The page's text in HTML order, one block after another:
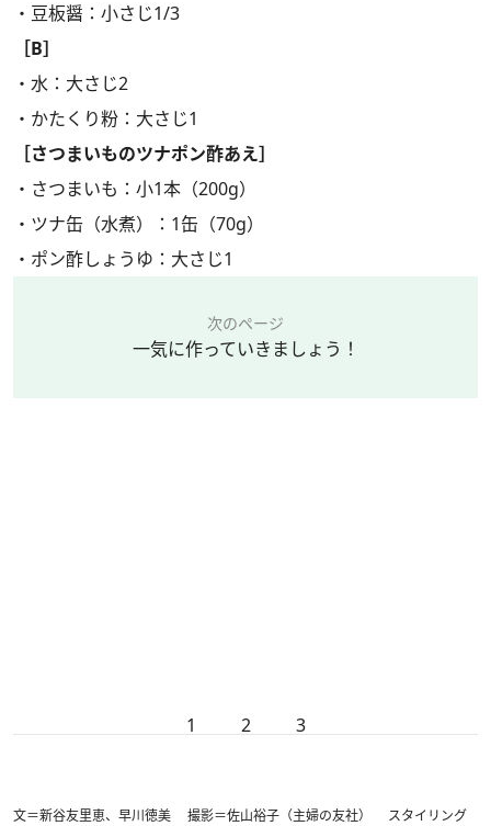
・豆板醤：小さじ1/3
［B］
・水：大さじ2
・かたくり粉：大さじ1
［さつまいものツナポン酢あえ］
・さつまいも：小1本（200g）
・ツナ缶（水煮）：1缶（70g）
・ポン酢しょうゆ：大さじ1
次のページ
一気に作っていきましょう！
1 2 3
文＝新谷友里恵、早川徳美 撮影＝佐山裕子（主婦の友社） スタイリング